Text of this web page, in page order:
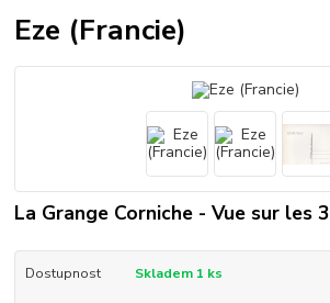
Eze (Francie)
La Grange Corniche - Vue sur les
Dostupnost Skladem 1 ks